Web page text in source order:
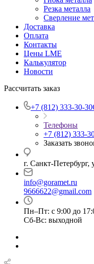
Резка металла
Сверление
Доставка
Оплата
Контакты
Цены LME
Калькулятор
Новости
Рассчитать заказ
+7 (812) 333-30-30
Телефоны
+7 (812) 333-
Заказать
г. Санкт-Петербург,
info@goramet.ru
9666622@gmail.com
Пн–Пт: с 9:00 до
Сб-Вс: выходной